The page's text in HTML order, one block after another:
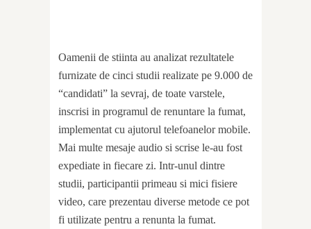
Oamenii de stiinta au analizat rezultatele
furnizate de cinci studii realizate pe 9.000 de
“candidati” la sevraj, de toate varstele,
inscrisi in programul de renuntare la fumat,
implementat cu ajutorul telefoanelor mobile.
Mai multe mesaje audio si scrise le-au fost
expediate in fiecare zi. Intr-unul dintre
studii, participantii primeau si mici fisiere
video, care prezentau diverse metode ce pot
fi utilizate pentru a renunta la fumat.